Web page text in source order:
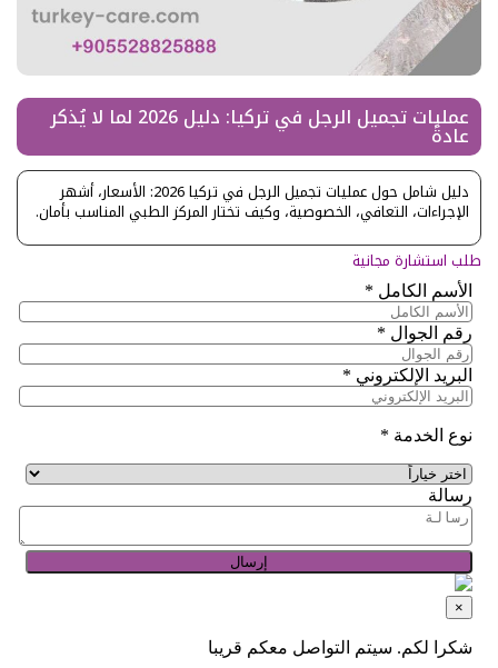
عمليات تجميل الرجل في تركيا: دليل 2026 لما لا يُذكر
عادةً
دليل شامل حول عمليات تجميل الرجل في تركيا 2026: الأسعار، أشهر
الإجراءات، التعافي، الخصوصية، وكيف تختار المركز الطبي المناسب بأمان.
طلب استشارة مجانية